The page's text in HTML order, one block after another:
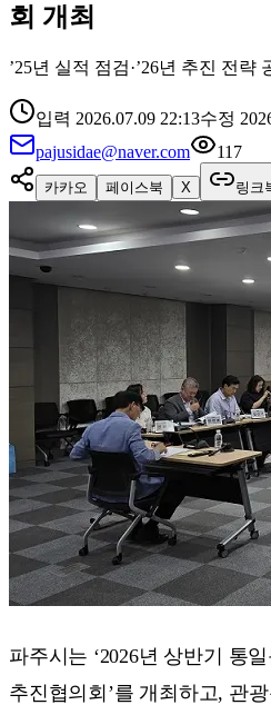
회 개최
’25년 실적 점검·’26년 추진 전략
입력 2026.07.09 22:13수정
pajusidae@naver.com
117
카카오 페이스북 X 링크
파주시는 ‘2026년 상반기 통
추진협의회’를 개최하고, 관